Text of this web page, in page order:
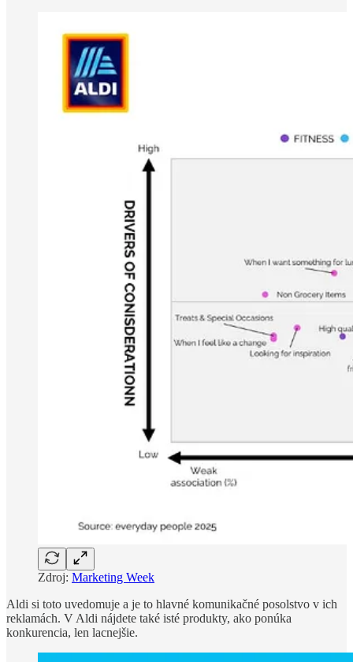
Zdroj: Marketing Week
Aldi si toto uvedomuje a je to hlavné komunikačné posolstvo v ich
reklamách. V Aldi nájdete také isté produkty, ako ponúka
konkurencia, len lacnejšie.